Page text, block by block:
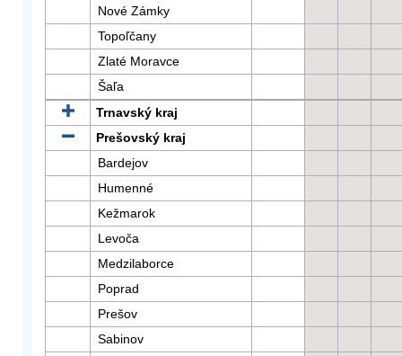
Nové Zámky
Topoľčany
Zlaté Moravce
Šaľa
Trnavský kraj
Prešovský kraj
Bardejov
Humenné
Kežmarok
Levoča
Medzilaborce
Poprad
Prešov
Sabinov